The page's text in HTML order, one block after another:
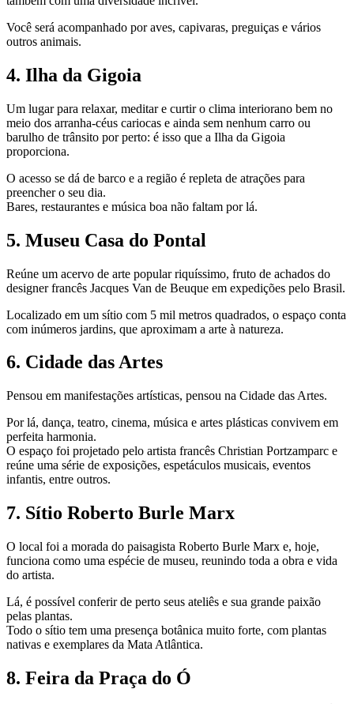
Você será acompanhado por aves, capivaras, preguiças e vários
outros animais.
4. Ilha da Gigoia
Um lugar para relaxar, meditar e curtir o clima interiorano bem no
meio dos arranha-céus cariocas e ainda sem nenhum carro ou
barulho de trânsito por perto: é isso que a Ilha da Gigoia
proporciona.
O acesso se dá de barco e a região é repleta de atrações para
preencher o seu dia.
Bares, restaurantes e música boa não faltam por lá.
5. Museu Casa do Pontal
Reúne um acervo de arte popular riquíssimo, fruto de achados do
designer francês Jacques Van de Beuque em expedições pelo Brasil.
Localizado em um sítio com 5 mil metros quadrados, o espaço conta
com inúmeros jardins, que aproximam a arte à natureza.
6. Cidade das Artes
Pensou em manifestações artísticas, pensou na Cidade das Artes.
Por lá, dança, teatro, cinema, música e artes plásticas convivem em
perfeita harmonia.
O espaço foi projetado pelo artista francês Christian Portzamparc e
reúne uma série de exposições, espetáculos musicais, eventos
infantis, entre outros.
7. Sítio Roberto Burle Marx
O local foi a morada do paisagista Roberto Burle Marx e, hoje,
funciona como uma espécie de museu, reunindo toda a obra e vida
do artista.
Lá, é possível conferir de perto seus ateliês e sua grande paixão
pelas plantas.
Todo o sítio tem uma presença botânica muito forte, com plantas
nativas e exemplares da Mata Atlântica.
8. Feira da Praça do Ó